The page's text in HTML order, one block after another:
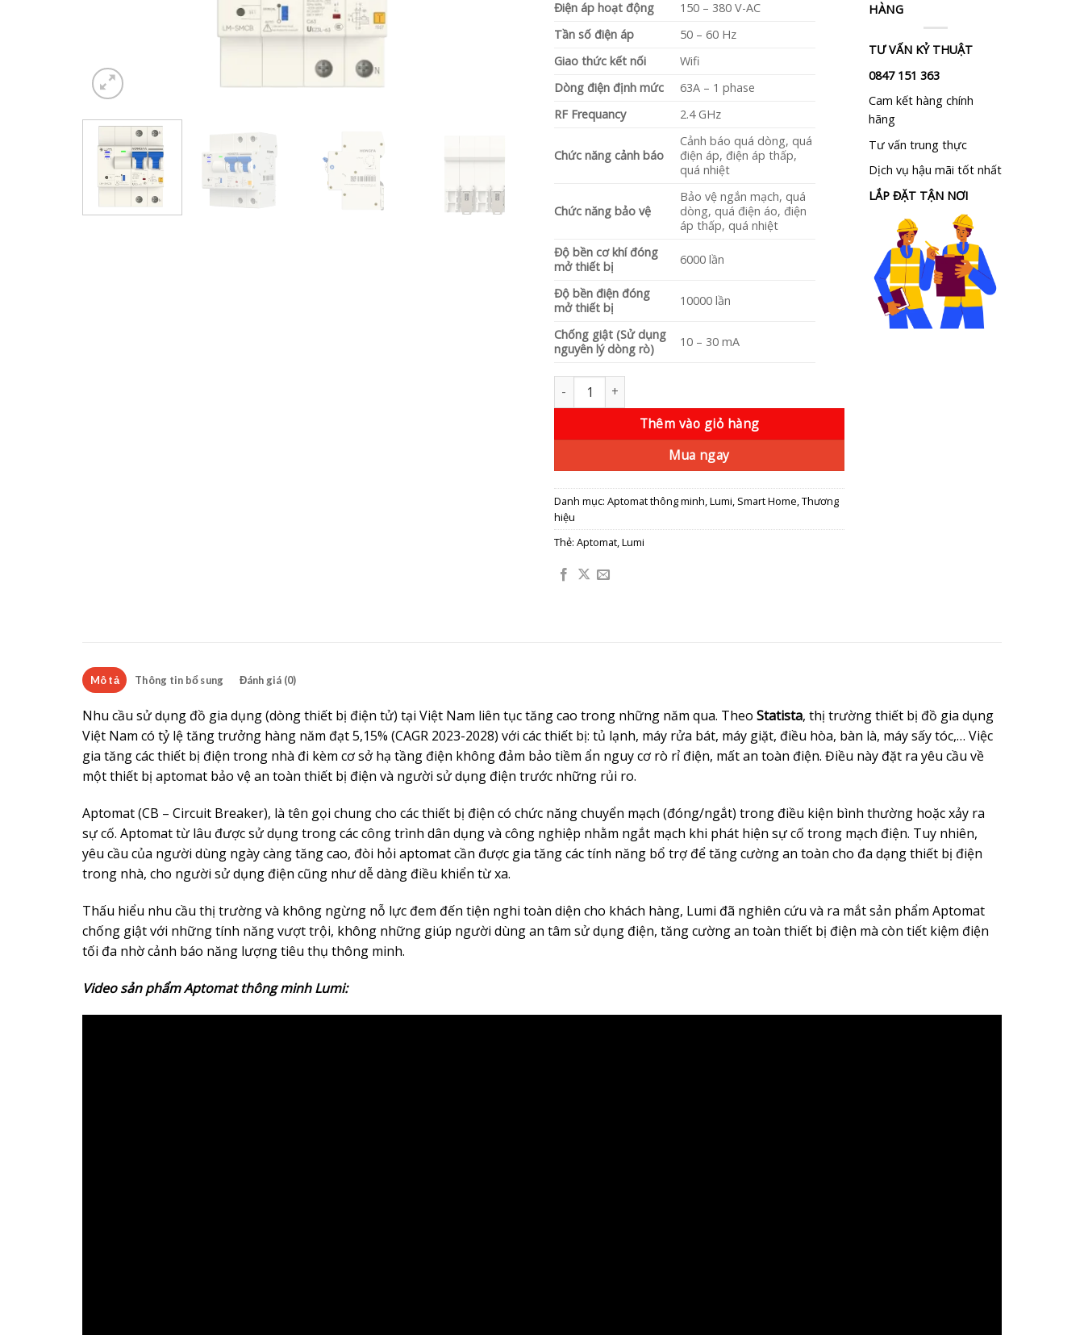
Điện áp hoạt động
150 – 380 V-AC
Tần số điện áp
50 – 60 Hz
Giao thức kết nối
Wifi
Dòng điện định mức
63A – 1 phase
RF Frequancy
2.4 GHz
Chức năng cảnh báo
Cảnh báo quá dòng, quá
điện áp, điện áp thấp,
quá nhiệt
Chức năng bảo vệ
Bảo vệ ngắn mạch, quá
dòng, quá điện áo, điện
áp thấp, quá nhiệt
Độ bền cơ khí đóng
mở thiết bị
6000 lần
Độ bền điện đóng
mở thiết bị
10000 lần
Chống giật (Sử dụng
nguyên lý dòng rò)
10 – 30 mA
Aptomat thông minh chống giật Wifi số lượng
Thêm vào giỏ hàng
Mua ngay
Danh mục: Aptomat thông minh,Lumi, Smart Home,Thương
hiệu
Thẻ: Aptomat,Lumi
HÀNG
TƯ VẤN KỶ THUẬT
0847 151 363
Cam kết hàng chính
hãng
Tư vấn trung thực
Dịch vụ hậu mãi tốt nhất
LẮP ĐẶT TẬN NƠI
Mô tả Thông tin bổ sung Đánh giá (0)
Nhu cầu sử dụng đồ gia dụng (dòng thiết bị điện tử) tại Việt Nam liên tục tăng cao trong những năm qua. Theo Statista, thị trường thiết bị đồ gia dụng
Việt Nam có tỷ lệ tăng trưởng hàng năm đạt 5,15% (CAGR 2023-2028) với các thiết bị: tủ lạnh, máy rửa bát, máy giặt, điều hòa, bàn là, máy sấy tóc,… Việc
gia tăng các thiết bị điện trong nhà đi kèm cơ sở hạ tầng điện không đảm bảo tiềm ẩn nguy cơ rò rỉ điện, mất an toàn điện. Điều này đặt ra yêu cầu về
một thiết bị aptomat bảo vệ an toàn thiết bị điện và người sử dụng điện trước những rủi ro.
Aptomat (CB – Circuit Breaker), là tên gọi chung cho các thiết bị điện có chức năng chuyển mạch (đóng/ngắt) trong điều kiện bình thường hoặc xảy ra
sự cố. Aptomat từ lâu được sử dụng trong các công trình dân dụng và công nghiệp nhằm ngắt mạch khi phát hiện sự cố trong mạch điện. Tuy nhiên,
yêu cầu của người dùng ngày càng tăng cao, đòi hỏi aptomat cần được gia tăng các tính năng bổ trợ để tăng cường an toàn cho đa dạng thiết bị điện
trong nhà, cho người sử dụng điện cũng như dễ dàng điều khiển từ xa.
Thấu hiểu nhu cầu thị trường và không ngừng nỗ lực đem đến tiện nghi toàn diện cho khách hàng, Lumi đã nghiên cứu và ra mắt sản phẩm Aptomat
chống giật với những tính năng vượt trội, không những giúp người dùng an tâm sử dụng điện, tăng cường an toàn thiết bị điện mà còn tiết kiệm điện
tối đa nhờ cảnh báo năng lượng tiêu thụ thông minh.
Video sản phẩm Aptomat thông minh Lumi: